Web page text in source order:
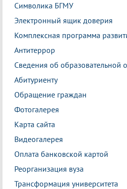
Символика БГМУ
Электронный ящик доверия
Комплексная программа
Антитеррор
Сведения об образовательной
Абитуриенту
Обращение граждан
Фотогалерея
Карта сайта
Видеогалерея
Оплата банковской картой
Реорганизация вуза
Трансформация университета